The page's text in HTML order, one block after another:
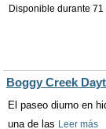
Disponible durante 71
Boggy Creek
El paseo diurno en
una de las Leer más